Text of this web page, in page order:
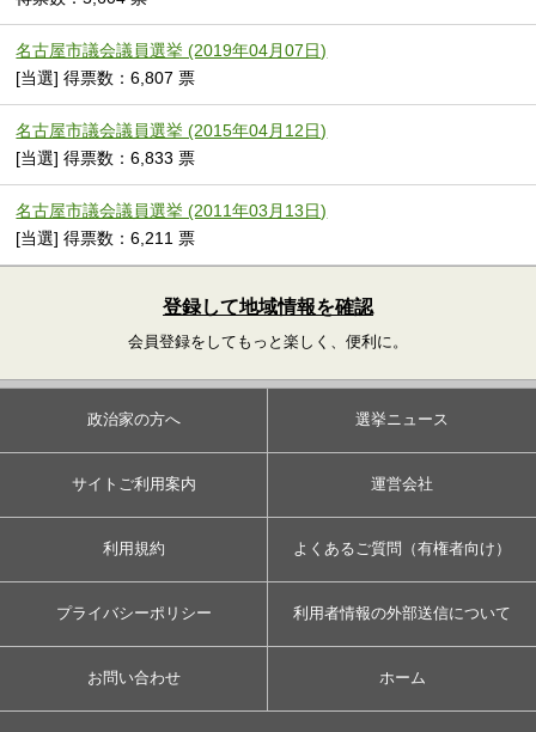
名古屋市議会議員選挙 (2019年04月07日)
[当選] 得票数：6,807 票
名古屋市議会議員選挙 (2015年04月12日)
[当選] 得票数：6,833 票
名古屋市議会議員選挙 (2011年03月13日)
[当選] 得票数：6,211 票
登録して地域情報を確認
会員登録をしてもっと楽しく、便利に。
政治家の方へ 選挙ニュース
サイトご利用案内 運営会社
利用規約 よくあるご質問（有権者向け）
プライバシーポリシー 利用者情報の外部送信について
お問い合わせ ホーム